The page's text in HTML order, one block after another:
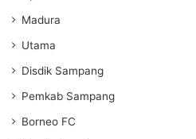
Madura
Utama
Disdik Sampang
Pemkab Sampang
Borneo FC